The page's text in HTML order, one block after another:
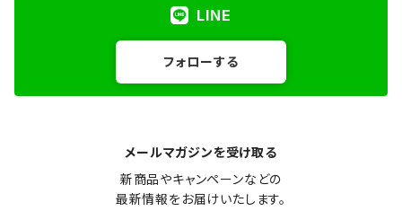
LINE
フォローする
メールマガジンを受け取る
新商品やキャンペーンなどの
最新情報をお届けいたします。